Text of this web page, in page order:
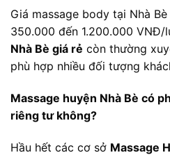
Giá massage body tại Nhà
350.000 đến 1.200.000
Nhà Bè giá rẻ còn thường
phù hợp nhiều đối tượng
Massage huyện Nhà Bè có
riêng tư không?
Hầu hết các cơ sở Massage